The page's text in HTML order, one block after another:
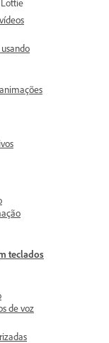
teclados
de voz